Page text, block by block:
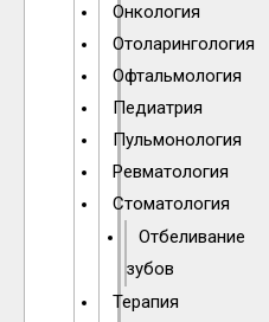
Онкология
Отоларингология
Офтальмология
Педиатрия
Пульмонология
Ревматология
Стоматология
Отбеливание
зубов
Терапия